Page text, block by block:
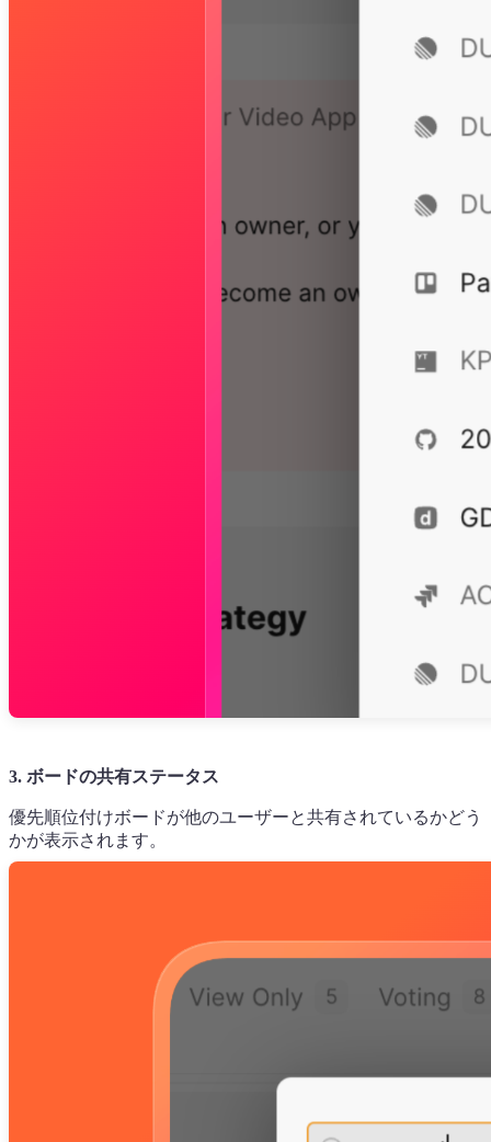
3. ボードの共有ステータス
優先順位付けボードが他のユーザーと共有されているかどう
かが表示されます。